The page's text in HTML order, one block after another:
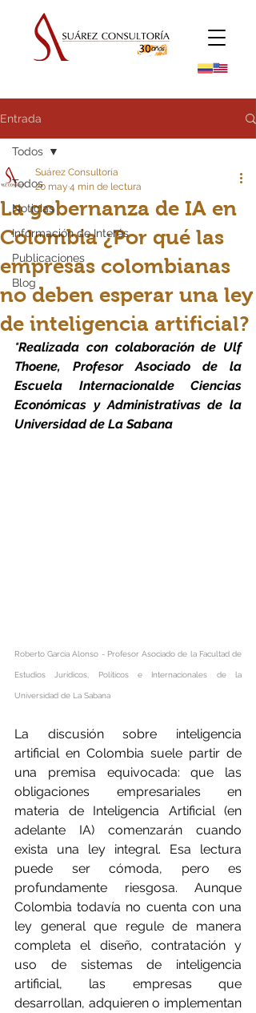
Entrada
Todos
Noticias
Información de Interés
Publicaciones
Blog
Todos
La gobernanza de IA en
Colombia ¿Por qué las
empresas colombianas
no deben esperar una ley
de inteligencia artificial?
Suárez Consultoría
20 may 4 min de lectura
*Realizada con colaboración de Ulf
Thoene, Profesor Asociado de la
Escuela Internacionalde Ciencias
Económicas y Administrativas de la
Universidad de La Sabana
Roberto García Alonso - Profesor Asociado de la Facultad de
Estudios Jurídicos, Políticos e Internacionales de la
Universidad de La Sabana
La discusión sobre inteligencia
artificial en Colombia suele partir de
una premisa equivocada: que las
obligaciones empresariales en
materia de Inteligencia Artificial (en
adelante IA) comenzarán cuando
exista una ley integral. Esa lectura
puede ser cómoda, pero es
profundamente riesgosa. Aunque
Colombia todavía no cuenta con una
ley general que regule de manera
completa el diseño, contratación y
uso de sistemas de inteligencia
artificial, las empresas que
desarrollan, adquieren o implementan